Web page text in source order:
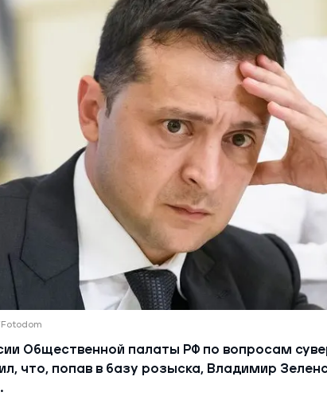
район
Общественной палаты РФ по вопросам
что, попав в базу розыска, Владимир